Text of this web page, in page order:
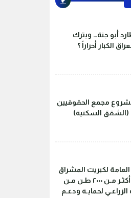
أبو جنة… ويترك
الكبار أحراراً ؟
مجمع الحقوقيين
(الشقق السكنية)
لكبريت المشراق
تسـوق أكثـر مـن ٢٠٠٠ طـن مـن
الزراعـي لحمايـة ودعـم